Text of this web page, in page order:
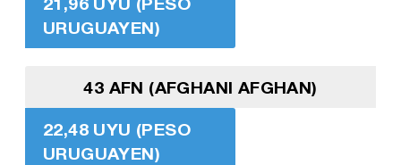
URUGUAYEN)
43 AFN (AFGHANI AFGHAN)
22,48 UYU (PESO
URUGUAYEN)